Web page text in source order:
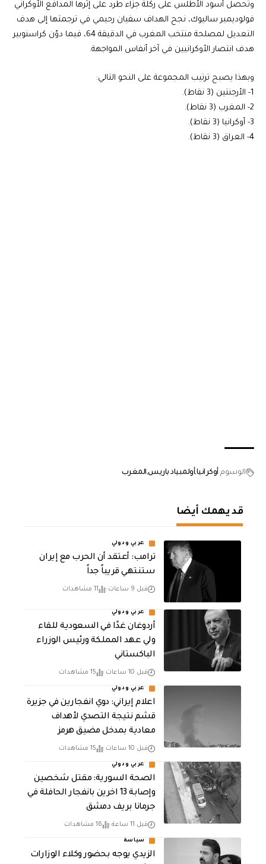
وتحصل أسود الأطلس على ركلة جزاء طرد على إثرها المدافع الأوكراني
فولوديمير ساليوك، نجح الهداف سفيان رحيمي في ترجمتها إلى هدف
التعديل لمصلحة منتخب المغرب في الدقيقة 64، فيما دوّن كراسنوبير
هدف انتصار الأوكرانيين في آخر أنفاس المواجهة.
وبهذا يصبح ترتيب المجموعة على النحو التالي:
1- الأرجنتين (3 نقاط).
2- المغرب (3 نقاط).
3- أوكرانيا (3 نقاط).
4- العراق (3 نقاط).
الوسوم أوكرانياأولمبياد باريس المغرب
قد يهمك أيضا
عربي ودولي
‏ترامب: أعتقد أن الحرب مع إيران
ستنتهي قريباً جداً
قبل 9 ساعات 11 مشاهدات
عربي ودولي
أردوغان غدًا في السعودية للقاء
ولي عهد المملكة ورئيس الوزراء
الباكستاني
قبل 10 ساعات 15 مشاهدات
عربي ودولي
اعلام إيراني: دوي انفجارين في جزيرة
قشم نتيجة التصدي لأهداف
معادية بمدخل مضيق هرمز
قبل 10 ساعات 15 مشاهدات
عربي ودولي
الصحة السورية: مقتل شخصين
وإصابة 13 اخرين بانفجار الحافلة في
جرمانا بريف دمشق
قبل 11 ساعة 16 مشاهدات
سياسة
الزيدي يوجه بحضور وكلاء الوزارات